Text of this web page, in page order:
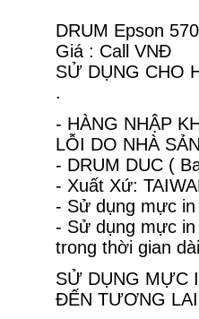
DRUM Epson
Giá : Call VNĐ
SỬ DỤNG CHO
.
- HÀNG NHẬP
LỖI DO NHÀ
- DRUM DUC (
- Xuất Xứ:
- Sử dụng mực
- Sử dụng mực
trong thời gian
SỬ DỤNG MỰC
ĐẾN TƯƠNG